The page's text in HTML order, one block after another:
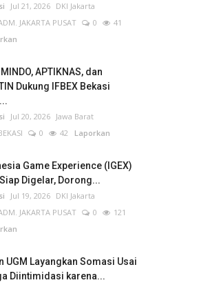
Jul 21, 2026 DKI Jakarta
JAKARTA PUSAT
0
41
APTIKNAS, dan
Dukung IFBEX Bekasi
Jul 20, 2026 Jawa Barat
0 42 Laporkan
Game Experience (IGEX)
Digelar, Dorong...
Jul 19, 2026 DKI Jakarta
JAKARTA PUSAT
0
121
UGM Layangkan Somasi Usai
Diintimidasi karena...